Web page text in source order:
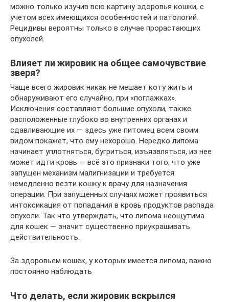
можно только изучив всю картину здоровья кошки, с
учетом всех имеющихся особенностей и патологий.
Рецидивы вероятны только в случае прорастающих
опухолей.
Влияет ли жировик на общее самочувствие
зверя?
Чаще всего жировик никак не мешает коту жить и
обнаруживают его случайно, при «поглажках».
Исключения составляют большие опухоли, также
расположенные глубоко во внутренних органах и
сдавливающие их — здесь уже питомец всем своим
видом покажет, что ему нехорошо. Нередко липома
начинает уплотняться, бугриться, изъязвляться, из нее
может идти кровь — всё это признаки того, что уже
запущен механизм малигнизации и требуется
немедленно везти кошку к врачу для назначения
операции. При запущенных случаях может проявиться
интоксикация от попадания в кровь продуктов распада
опухоли. Так что утверждать, что липома неощутима
для кошек — значит существенно приукрашивать
действительность.
За здоровьем кошек, у которых имеется липома, важно
постоянно наблюдать
Что делать, если жировик вскрылся